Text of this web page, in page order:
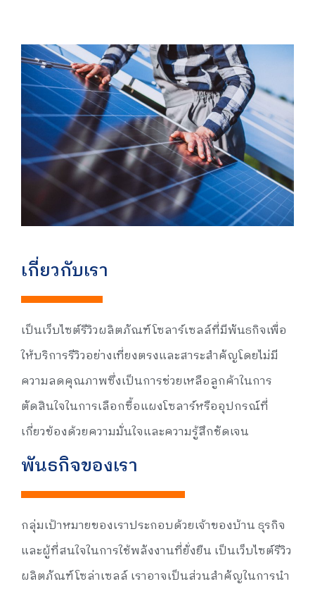
เกี่ยวกับเรา
เป็นเว็บไซต์รีวิวผลิตภัณฑ์โซลาร์เซลล์ที่มีพันธกิจเพื่อ
ให้บริการรีวิวอย่างเที่ยงตรงและสาระสำคัญโดยไม่มี
ความลดคุณภาพซึ่งเป็นการช่วยเหลือลูกค้าในการ
ตัดสินใจในการเลือกซื้อแผงโซลาร์หรืออุปกรณ์ที่
เกี่ยวข้องด้วยความมั่นใจและความรู้สึกชัดเจน
พันธกิจของเรา
กลุ่มเป้าหมายของเราประกอบด้วยเจ้าของบ้าน ธุรกิจ
และผู้ที่สนใจในการใช้พลังงานที่ยั่งยืน เป็นเว็บไซต์รีวิว
ผลิตภัณฑ์โซล่าเซลล์ เราอาจเป็นส่วนสำคัญในการนำ